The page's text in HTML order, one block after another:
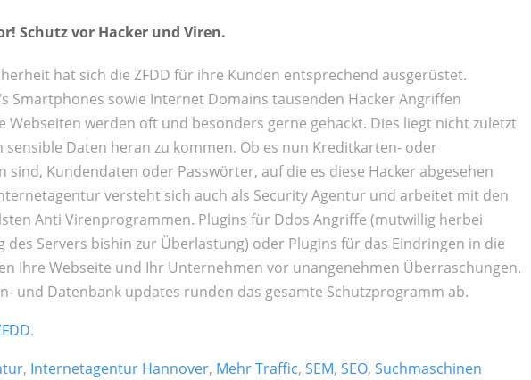
Schutz vor Hacker und Viren.
hat sich die ZFDD für ihre Kunden entsprechend ausgerüstet.
Smartphones sowie Internet Domains tausenden Hacker Angriffen
Webseiten werden oft und besonders gerne gehackt. Dies liegt nicht zuletzt
sensible Daten heran zu kommen. Ob es nun Kreditkarten- oder
sind, Kundendaten oder Passwörter, auf die es diese Hacker abgesehen
versteht sich auch als Security Agentur und arbeitet mit den
Anti Virenprogrammen. Plugins für Ddos Angriffe (mutwillig herbei
des Servers bishin zur Überlastung) oder Plugins für das Eindringen in die
Ihre Webseite und Ihr Unternehmen vor unangenehmen Überraschungen.
und Datenbank updates runden das gesamte Schutzprogramm ab.
.
, Internetagentur Hannover, Mehr Traffic,SEM,SEO,Suchmaschinen